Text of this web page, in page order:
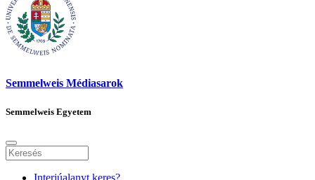
Semmelweis Médiasarok
Semmelweis Egyetem